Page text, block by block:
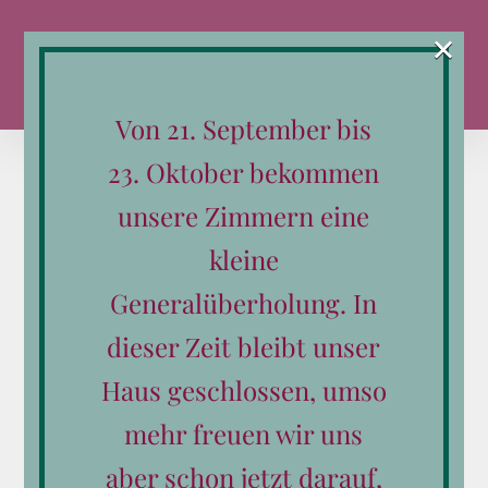
Inhalt
Sortieren nach Name
Zeige 12 Produkte
Von 21. September bis
23. Oktober bekommen
unsere Zimmern eine
kleine
Generalüberholung. In
dieser Zeit bleibt unser
Haus geschlossen, umso
mehr freuen wir uns
aber schon jetzt darauf,
×